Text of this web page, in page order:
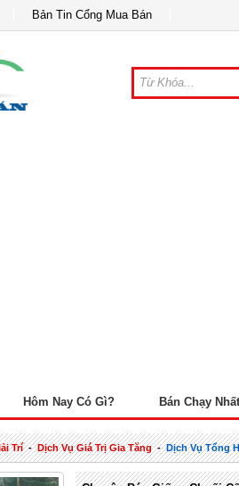
Bản Tin Cổng Mua Bán
Hôm Nay Có Gì? Bán Chạy Nhất
Trí-Dịch Vụ Giá Trị Gia Tăng-Dịch Vụ Tổng